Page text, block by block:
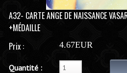
A32- CARTE ANGE DE NAISSANCE
+MÉDAILLE
Prix :
4.67EUR
Quantité :